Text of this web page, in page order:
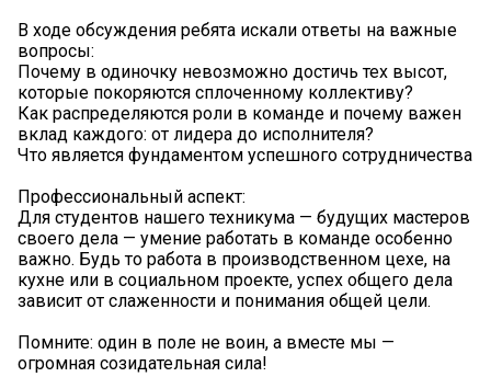
В ходе обсуждения ребята искали ответы на важные
вопросы:
Почему в одиночку невозможно достичь тех высот,
которые покоряются сплоченному коллективу?
Как распределяются роли в команде и почему важен
вклад каждого: от лидера до исполнителя?
Что является фундаментом успешного сотрудничества
Профессиональный аспект:
Для студентов нашего техникума — будущих мастеров
своего дела — умение работать в команде особенно
важно. Будь то работа в производственном цехе, на
кухне или в социальном проекте, успех общего дела
зависит от слаженности и понимания общей цели.
Помните: один в поле не воин, а вместе мы —
огромная созидательная сила!